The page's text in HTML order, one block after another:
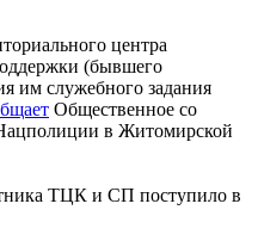
центра
(бывшего
им служебного задания
Общественное со
в Житомирской
ТЦК и СП поступило в